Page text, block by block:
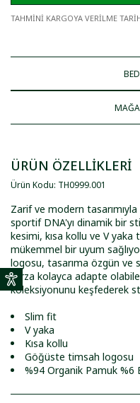
TAHMİNİ KARGOYA VERİLME
ÜRÜN ÖZELLİKLERİ
Ürün Kodu: TH0999.001
Zarif ve modern
sportif DNA'yı dinamik bir
kesimi, kısa kollu ve V yaka
mükemmel bir uyum
logosu, tasarıma özgün ve
tarza kolayca adapte
koleksiyonunu keşfederek
Slim fit
V yaka
Kısa kollu
Göğüste timsah logosu
%94 Organik Pamuk %6